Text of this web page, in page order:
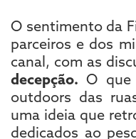
O sentimento da
parceiros e dos
canal, com as
decepção. O que
outdoors das
uma ideia que
dedicados ao